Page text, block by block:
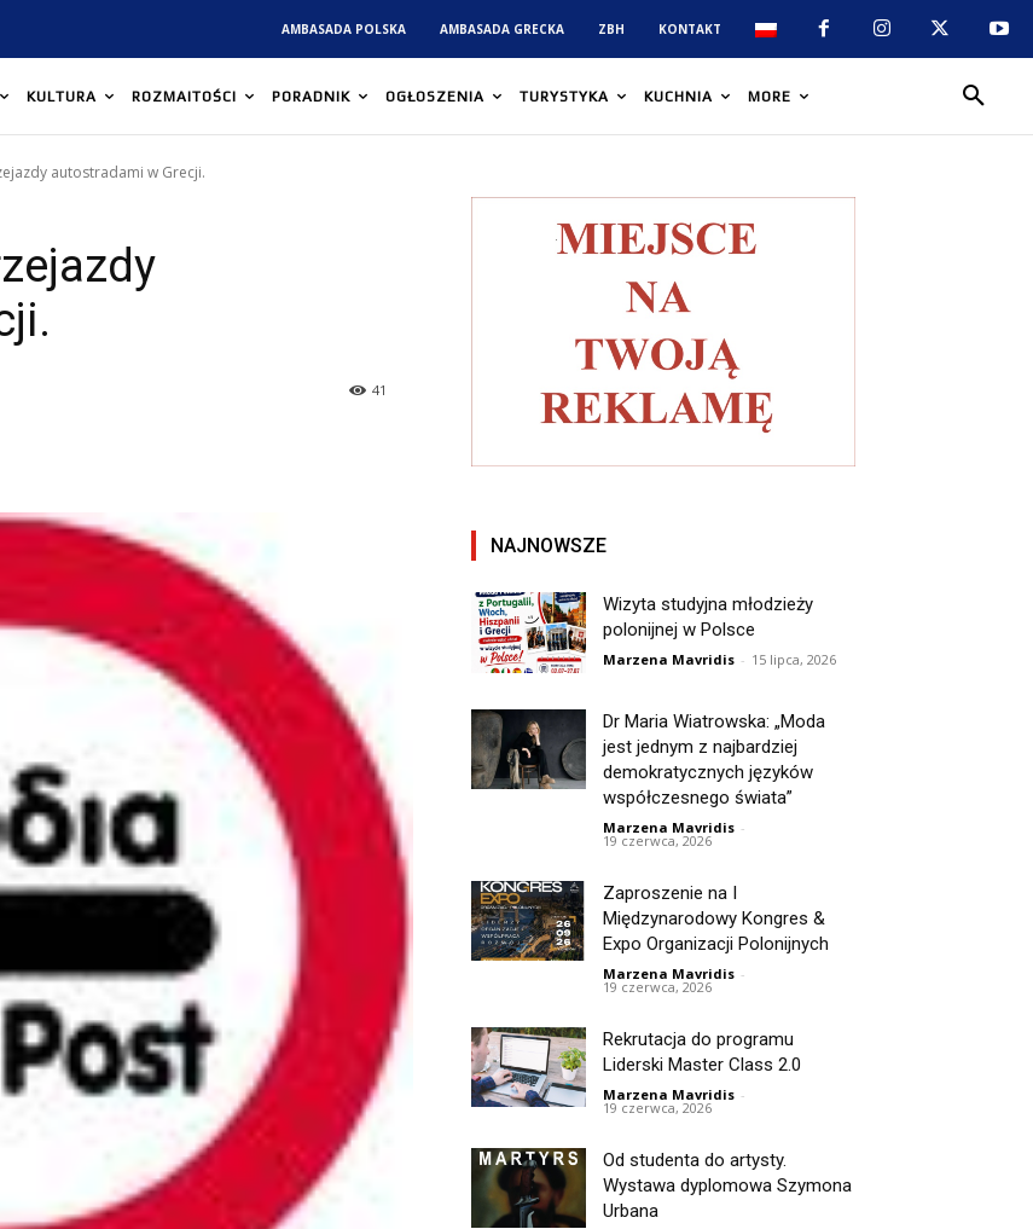
AMBASADA POLSKA AMBASADA GRECKA ZBH KONTAKT
KULTURA ROZMAITOŚCI PORADNIK OGŁOSZENIA TURYSTYKA KUCHNIA MORE
autostradami w Grecji.
41
NAJNOWSZE
Wizyta studyjna młodzieży
polonijnej w Polsce
Marzena Mavridis - 15 lipca, 2026
Dr Maria Wiatrowska: „Moda
jest jednym z najbardziej
demokratycznych języków
współczesnego świata”
Marzena Mavridis -
19 czerwca, 2026
Zaproszenie na I
Międzynarodowy Kongres &
Expo Organizacji Polonijnych
Marzena Mavridis -
19 czerwca, 2026
Rekrutacja do programu
Liderski Master Class 2.0
Marzena Mavridis -
19 czerwca, 2026
Od studenta do artysty.
Wystawa dyplomowa Szymona
Urbana